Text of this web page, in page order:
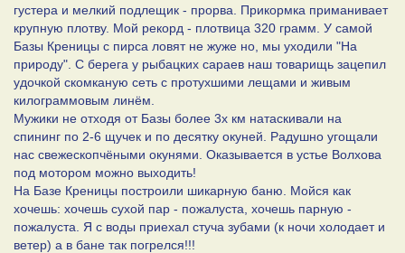
густера и мелкий подлещик - прорва. Прикормка приманивает
крупную плотву. Мой рекорд - плотвица 320 грамм. У самой
Базы Креницы с пирса ловят не жуже но, мы уходили "На
природу". С берега у рыбацких сараев наш товарищь зацепил
удочкой скомканую сеть с протухшими лещами и живым
килограммовым линём.
Мужики не отходя от Базы более 3х км натаскивали на
спининг по 2-6 щучек и по десятку окуней. Радушно угощали
нас свежескопчёными окунями. Оказывается в устье Волхова
под мотором можно выходить!
На Базе Креницы построили шикарную баню. Мойся как
хочешь: хочешь сухой пар - пожалуста, хочешь парную -
пожалуста. Я с воды приехал стуча зубами (к ночи холодает и
ветер) а в бане так погрелся!!!